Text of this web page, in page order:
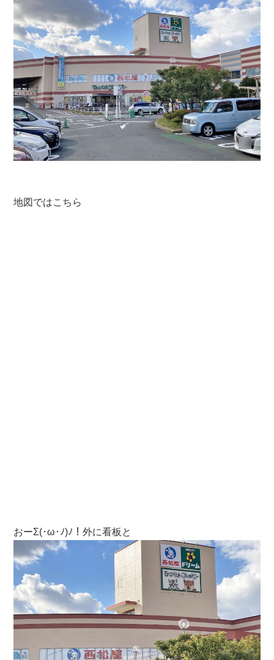
地図ではこちら
おーΣ(･ω･ﾉ)ﾉ！外に看板と